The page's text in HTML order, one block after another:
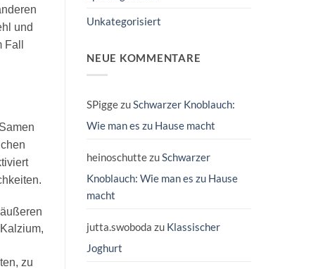
und
zu
Unkategorisiert
NEUE KOMMENTARE
SPiggezuSchwarzer Knoblauch:
Wie man es zu Hause macht
heinoschuttezuSchwarzer
Knoblauch: Wie man es zu Hause
macht
jutta.swoboda zu Klassischer
Joghurt